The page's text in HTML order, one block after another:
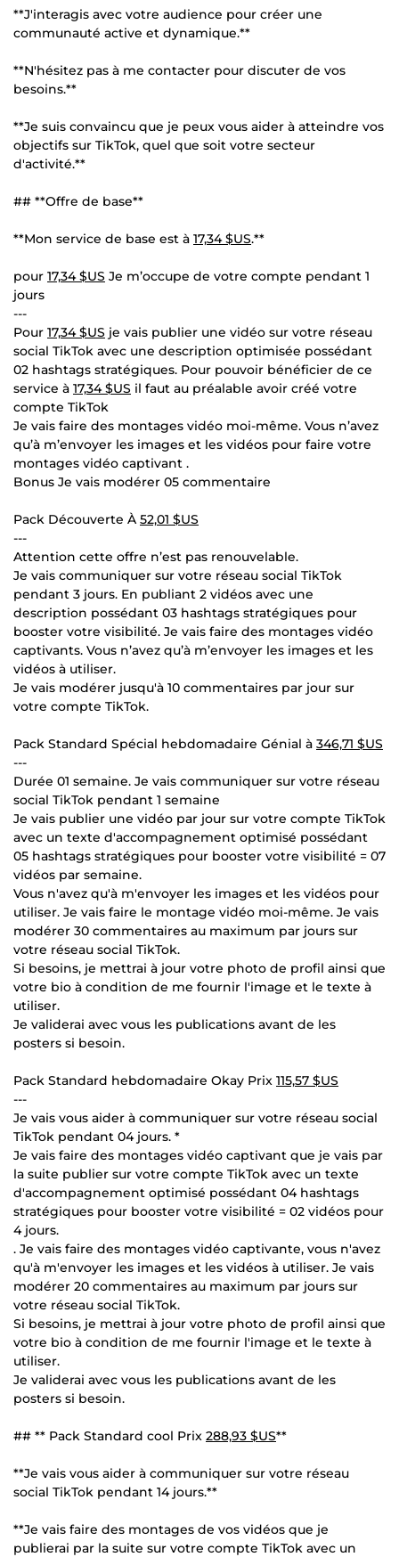
**J'interagis avec votre audience pour créer une
communauté active et dynamique.**
**N'hésitez pas à me contacter pour discuter de vos
besoins.**
**Je suis convaincu que je peux vous aider à atteindre vos
objectifs sur TikTok, quel que soit votre secteur
d'activité.**
## **Offre de base**
**Mon service de base est à 17,34 $US.**
pour 17,34 $US Je m’occupe de votre compte pendant 1
jours
---
Pour 17,34 $US je vais publier une vidéo sur votre réseau
social TikTok avec une description optimisée possédant
02 hashtags stratégiques. Pour pouvoir bénéficier de ce
service à 17,34 $US il faut au préalable avoir créé votre
compte TikTok
Je vais faire des montages vidéo moi-même. Vous n’avez
qu’à m’envoyer les images et les vidéos pour faire votre
montages vidéo captivant .
Bonus Je vais modérer 05 commentaire
Pack Découverte À 52,01 $US
---
Attention cette offre n’est pas renouvelable.
Je vais communiquer sur votre réseau social TikTok
pendant 3 jours. En publiant 2 vidéos avec une
description possédant 03 hashtags stratégiques pour
booster votre visibilité. Je vais faire des montages vidéo
captivants. Vous n’avez qu’à m’envoyer les images et les
vidéos à utiliser.
Je vais modérer jusqu'à 10 commentaires par jour sur
votre compte TikTok.
Pack Standard Spécial hebdomadaire Génial à 346,71 $US
---
Durée 01 semaine. Je vais communiquer sur votre réseau
social TikTok pendant 1 semaine
Je vais publier une vidéo par jour sur votre compte TikTok
avec un texte d'accompagnement optimisé possédant
05 hashtags stratégiques pour booster votre visibilité = 07
vidéos par semaine.
Vous n'avez qu'à m'envoyer les images et les vidéos pour
utiliser. Je vais faire le montage vidéo moi-même. Je vais
modérer 30 commentaires au maximum par jours sur
votre réseau social TikTok.
Si besoins, je mettrai à jour votre photo de profil ainsi que
votre bio à condition de me fournir l'image et le texte à
utiliser.
Je validerai avec vous les publications avant de les
posters si besoin.
Pack Standard hebdomadaire Okay Prix 115,57 $US
---
Je vais vous aider à communiquer sur votre réseau social
TikTok pendant 04 jours. *
Je vais faire des montages vidéo captivant que je vais par
la suite publier sur votre compte TikTok avec un texte
d'accompagnement optimisé possédant 04 hashtags
stratégiques pour booster votre visibilité = 02 vidéos pour
4 jours.
. Je vais faire des montages vidéo captivante, vous n'avez
qu'à m'envoyer les images et les vidéos à utiliser. Je vais
modérer 20 commentaires au maximum par jours sur
votre réseau social TikTok.
Si besoins, je mettrai à jour votre photo de profil ainsi que
votre bio à condition de me fournir l'image et le texte à
utiliser.
Je validerai avec vous les publications avant de les
posters si besoin.
## ** Pack Standard cool Prix 288,93 $US**
**Je vais vous aider à communiquer sur votre réseau
social TikTok pendant 14 jours.**
**Je vais faire des montages de vos vidéos que je
publierai par la suite sur votre compte TikTok avec un